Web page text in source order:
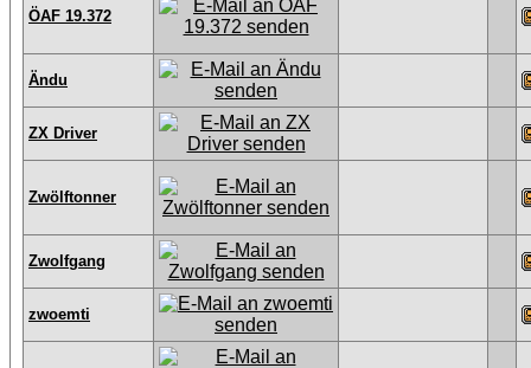
ÖAF 19.372
Ändu
ZX Driver
Zwölftonner
Zwolfgang
zwoemti